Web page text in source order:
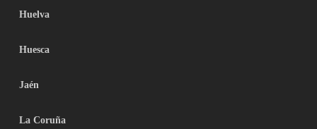
Huelva
Huesca
Jaén
La Coruña